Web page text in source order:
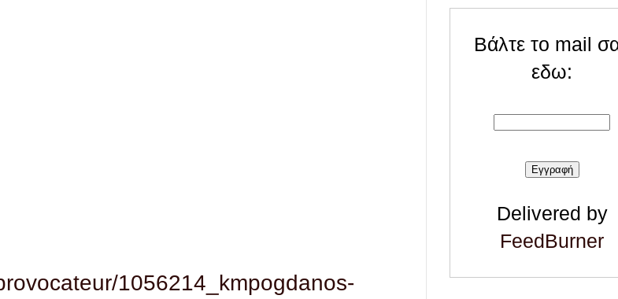
1056214_kmpogdanos-
Βάλτε το mail
εδω:
Delivered by
FeedBurner